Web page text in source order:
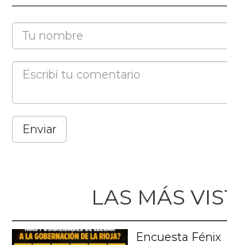
LAS MÁS
Encuesta Fénix